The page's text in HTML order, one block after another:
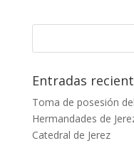
Entradas
Toma de posesión
Hermandades de
Catedral de Jerez